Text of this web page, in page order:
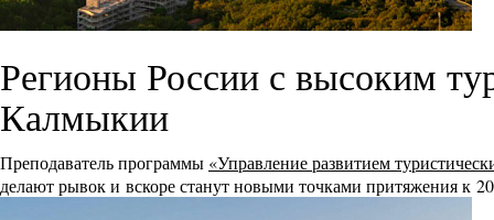
Регионы России с высоким
Калмыкии
Преподаватель программы «Управление развитием
делают рывок и вскоре станут новыми точками притяжения к